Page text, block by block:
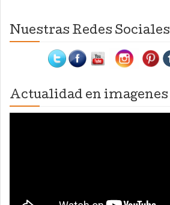
Nuestras Redes Sociales
Actualidad en imagenes